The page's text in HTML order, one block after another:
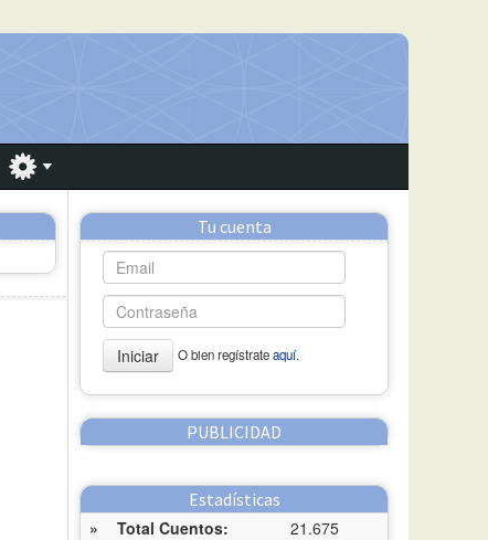
Tu cuenta
Iniciar O bien regístrateaquí.
PUBLICIDAD
Estadísticas
»
Total Cuentos:
21.675